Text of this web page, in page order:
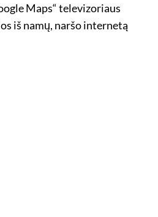
Maps“ televizoriaus
iš namų, naršo internetą